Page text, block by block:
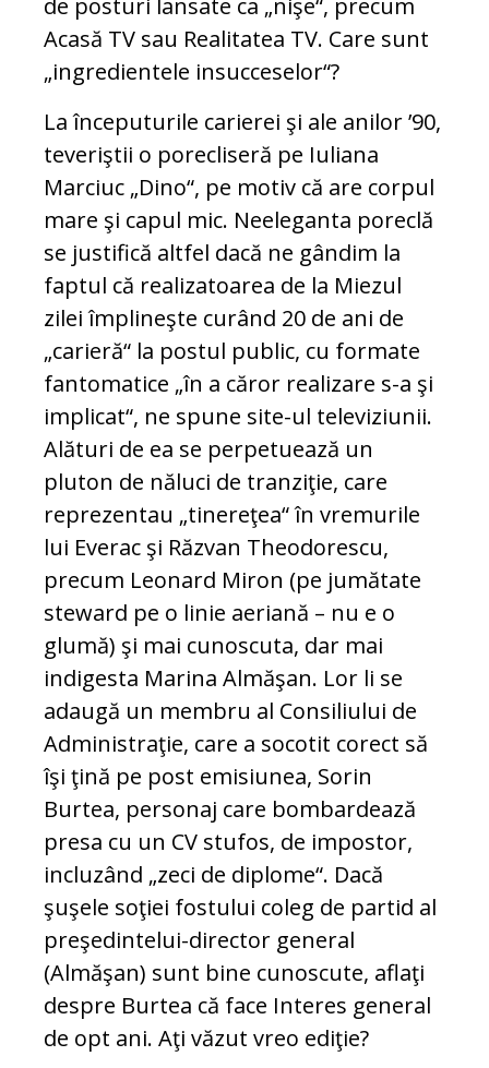
de posturi lansate ca „nişe“, precum
Acasă TV sau Realitatea TV. Care sunt
„ingredientele insucceselor“?
La începuturile carierei şi ale anilor ’90,
teveriştii o porecliseră pe Iuliana
Marciuc „Dino“, pe motiv că are corpul
mare şi capul mic. Neeleganta poreclă
se justifică altfel dacă ne gândim la
faptul că realizatoarea de la Miezul
zilei împlineşte curând 20 de ani de
„carieră“ la postul public, cu formate
fantomatice „în a căror realizare s-a şi
implicat“, ne spune site-ul televiziunii.
Alături de ea se perpetuează un
pluton de năluci de tranziţie, care
reprezentau „tinereţea“ în vremurile
lui Everac şi Răzvan Theodorescu,
precum Leonard Miron (pe jumătate
steward pe o linie aeriană – nu e o
glumă) şi mai cunoscuta, dar mai
indigesta Marina Almăşan. Lor li se
adaugă un membru al Consiliului de
Administraţie, care a socotit corect să
îşi ţină pe post emisiunea, Sorin
Burtea, personaj care bombardează
presa cu un CV stufos, de impostor,
incluzând „zeci de diplome“. Dacă
şuşele soţiei fostului coleg de partid al
preşedintelui-director general
(Almăşan) sunt bine cunoscute, aflaţi
despre Burtea că face Interes general
de opt ani. Aţi văzut vreo ediţie?